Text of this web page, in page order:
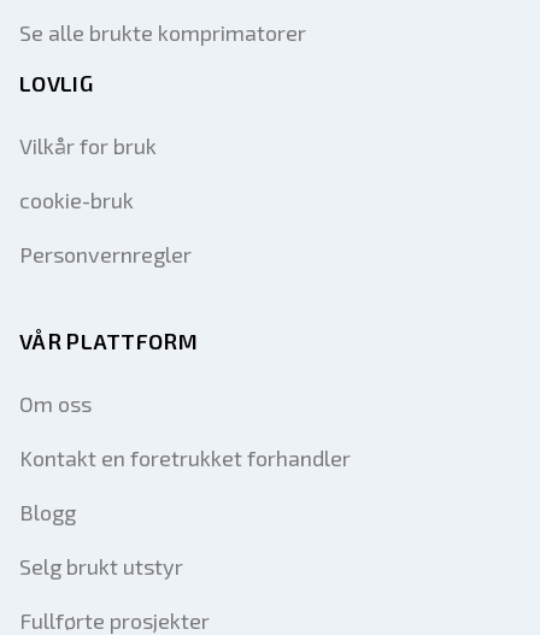
Se alle brukte komprimatorer
LOVLIG
Vilkår for bruk
cookie-bruk
Personvernregler
VÅR PLATTFORM
Om oss
Kontakt en foretrukket forhandler
Blogg
Selg brukt utstyr
Fullførte prosjekter